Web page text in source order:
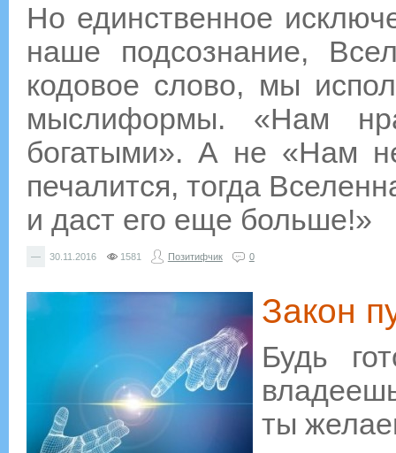
Но единственное
наше подсознание,
кодовое слово, мы
мыслиформы. «Нам
богатыми». А не «Нам
печалится, тогда
и даст его еще больше!»
— 30.11.2016 1581 Позитифчик 0
Закон
Будь
ты